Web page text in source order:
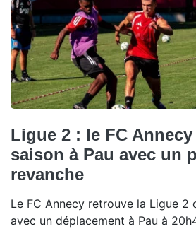
Ligue 2 : le FC
saison à Pau avec un
revanche
Le FC Annecy retrouve la Ligue 2
avec un déplacement à Pau à